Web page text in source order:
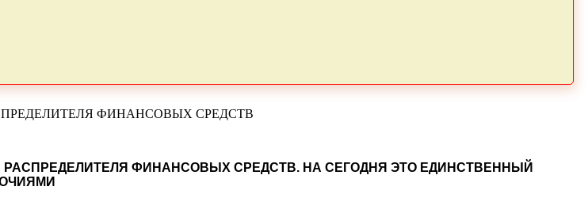
ФИНАНСОВЫХ СРЕДСТВ
ФИНАНСОВЫХ СРЕДСТВ. НА СЕГОДНЯ ЭТО ЕДИНСТВЕННЫЙ